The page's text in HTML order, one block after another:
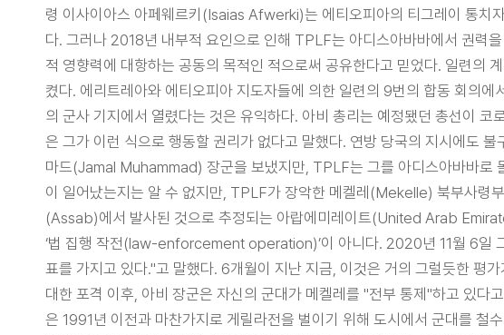
령 이사이아스 아페웨르키(Isaias Afwerki)는 에티오피아의 티그레이 통치
다. 그러나 2018년 내부적 요인으로 인해 TPLF는 아디스아바바에서 권력
적 영향력에 대항하는 공동의 목적인 적으로써 공유한다고 믿었다. 일련의
켰다. 에리트레아와 에티오피아 지도자들에 의한 일련의 9번의 합동 회의
의 군사 기지에서 열렸다는 것은 유익하다. 아비 총리는 예정됐던 총선이
은 그가 이런 식으로 행동할 권리가 없다고 말했다. 연방 당국의 지시에도
마드(Jamal Muhammad) 장군을 보냈지만, TPLF는 그를 아디스아바바로
이 일어났는지는 알 수 없지만, TPLF가 장악한 메켈레(Mekelle) 북부사령
(Assab)에서 발사된 것으로 추정되는 아랍에미레이트(United Arab
‘법 집행 작전(law-enforcement operation)’이 아니다. 2020년 11월 6일
표를 가지고 있다."고 말했다. 6개월이 지난 지금, 이것은 거의 그럴듯한 평
대한 포격 이후, 아비 장군은 자신의 군대가 메켈레를 "전부 통제"하고 있
은 1991년 이전과 마찬가지로 게릴라전을 벌이기 위해 도시에서 군대를 철